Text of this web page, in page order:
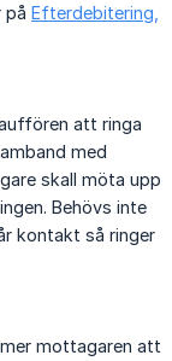
på Efterdebitering,
att ringa
med
skall möta upp
Behövs inte
kontakt så ringer
mottagaren att